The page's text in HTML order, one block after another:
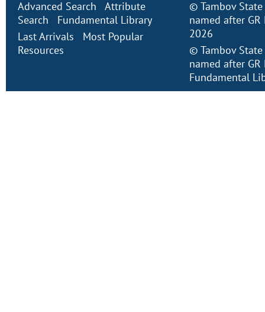
Advanced Search
Attribute
Search
Fundamental Library
Last Arrivals
Most Popular
Resources
© Tambov
named after
2026
© Tambov
named after
Fundamental